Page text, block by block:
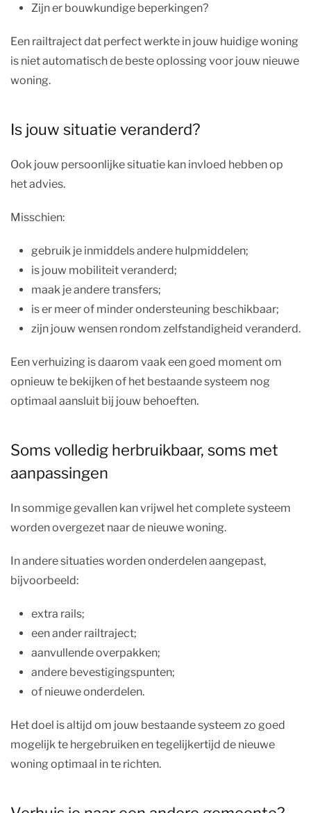
Zijn er bouwkundige beperkingen?
Een railtraject dat perfect werkte in jouw huidige woning
is niet automatisch de beste oplossing voor jouw nieuwe
woning.
Is jouw situatie veranderd?
Ook jouw persoonlijke situatie kan invloed hebben op
het advies.
Misschien:
gebruik je inmiddels andere hulpmiddelen;
is jouw mobiliteit veranderd;
maak je andere transfers;
is er meer of minder ondersteuning beschikbaar;
zijn jouw wensen rondom zelfstandigheid veranderd.
Een verhuizing is daarom vaak een goed moment om
opnieuw te bekijken of het bestaande systeem nog
optimaal aansluit bij jouw behoeften.
Soms volledig herbruikbaar, soms met
aanpassingen
In sommige gevallen kan vrijwel het complete systeem
worden overgezet naar de nieuwe woning.
In andere situaties worden onderdelen aangepast,
bijvoorbeeld:
extra rails;
een ander railtraject;
aanvullende overpakken;
andere bevestigingspunten;
of nieuwe onderdelen.
Het doel is altijd om jouw bestaande systeem zo goed
mogelijk te hergebruiken en tegelijkertijd de nieuwe
woning optimaal in te richten.